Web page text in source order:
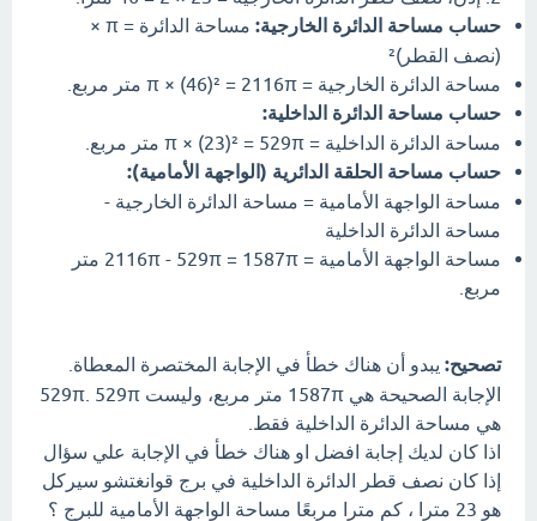
حساب مساحة الدائرة الخارجية:
مساحة الدائرة = π ×
(نصف القطر)²
مساحة الدائرة الخارجية = π × (46)² = 2116π متر مربع.
حساب مساحة الدائرة الداخلية:
مساحة الدائرة الداخلية = π × (23)² = 529π متر مربع.
حساب مساحة الحلقة الدائرية (الواجهة الأمامية):
مساحة الواجهة الأمامية = مساحة الدائرة الخارجية -
مساحة الدائرة الداخلية
مساحة الواجهة الأمامية = 2116π - 529π = 1587π متر
مربع.
تصحيح: يبدو أن هناك خطأ في الإجابة المختصرة المعطاة.
الإجابة الصحيحة هي 1587π متر مربع، وليست 529π. 529π
هي مساحة الدائرة الداخلية فقط.
اذا كان لديك إجابة افضل او هناك خطأ في الإجابة علي سؤال
إذا كان نصف قطر الدائرة الداخلية في برج قوانغتشو سيركل
هو 23 مترا ، كم مترا مربعًا مساحة الواجهة الأمامية للبرج ؟